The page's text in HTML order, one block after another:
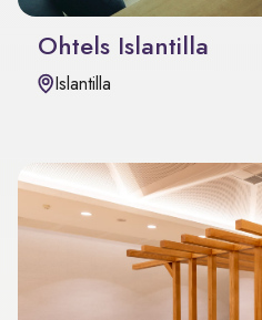
Ohtels Islantilla
Islantilla